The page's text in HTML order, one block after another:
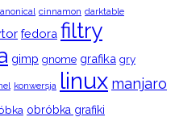
cinnamon darktable
fedora filtry
gimp gnome grafika gry
konwersja linux manjaro
obróbka grafiki